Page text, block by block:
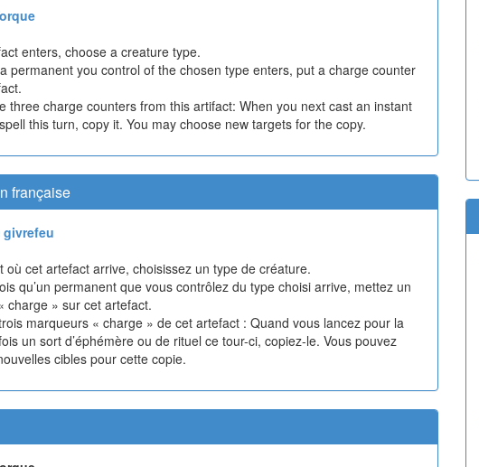
enters, choose a creature type.
permanent you control of the chosen type enters, put a charge counter
three charge counters from this artifact: When you next cast an instant
this turn, copy it. You may choose new targets for the copy.
française
givrefeu
où cet artefact arrive, choisissez un type de créature.
qu’un permanent que vous contrôlez du type choisi arrive, mettez un
charge » sur cet artefact.
marqueurs « charge » de cet artefact : Quand vous lancez pour la
un sort d’éphémère ou de rituel ce tour-ci, copiez-le. Vous pouvez
cibles pour cette copie.